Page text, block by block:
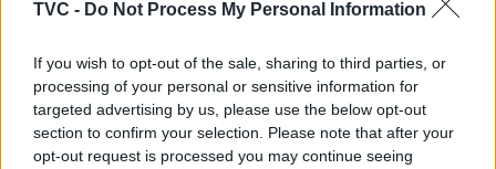
TVC - Do Not Process My Personal Information
If you wish to opt-out of the sale, sharing to third parties, or
processing of your personal or sensitive information for
targeted advertising by us, please use the below opt-out
section to confirm your selection. Please note that after your
opt-out request is processed you may continue seeing